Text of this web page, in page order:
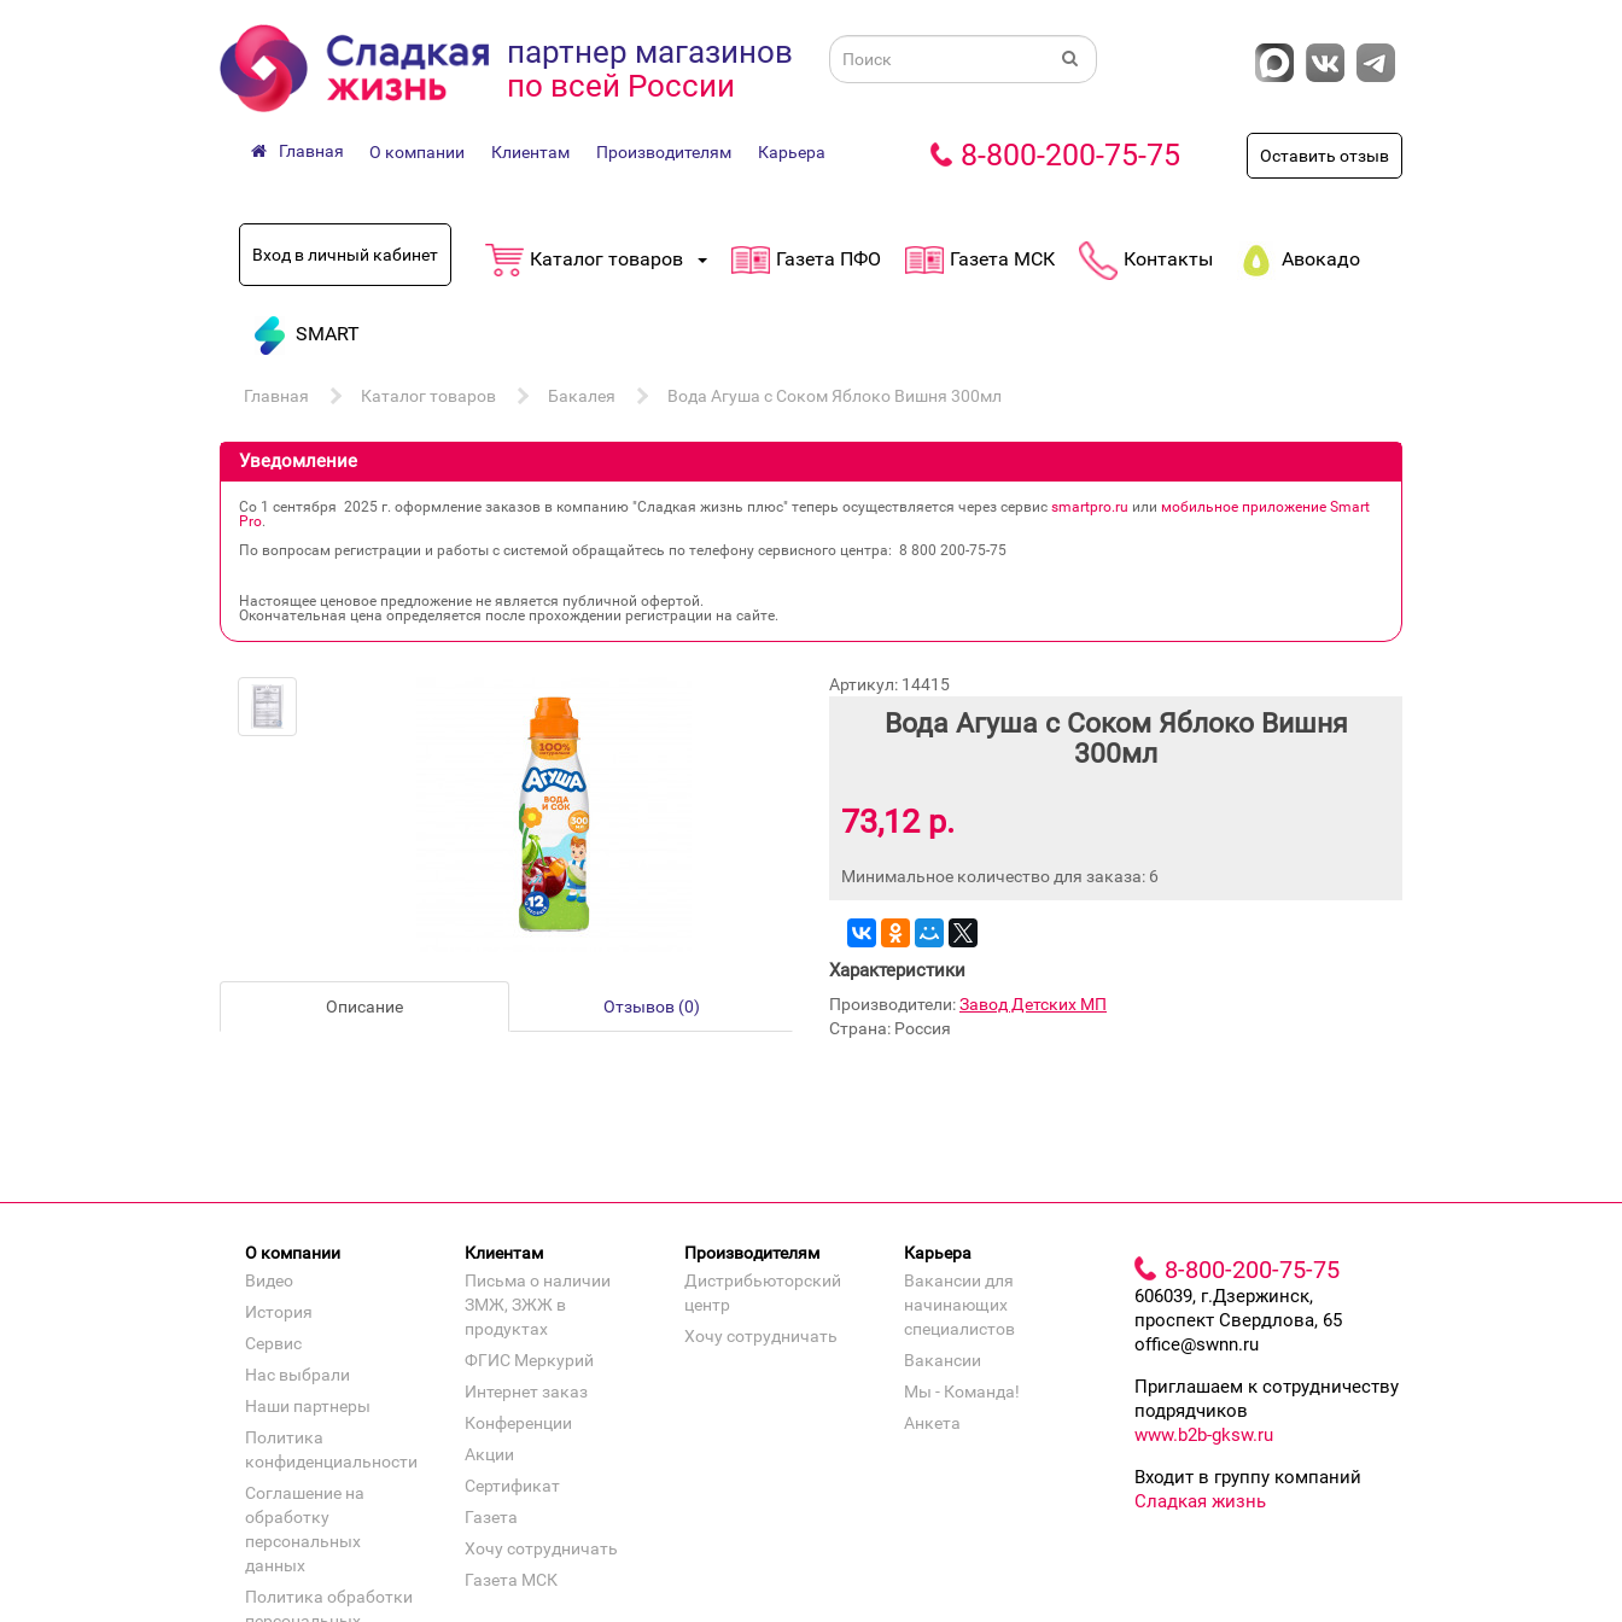
партнер магазинов
по всей России
Главная О компании Клиентам Производителям Карьера 8-800-200-75-75 Оставить отзыв
Вход в личный кабинет Каталог товаров Газета ПФО Газета МСК Контакты Авокадо
SMART
Главная Каталог товаров Бакалея Вода Агуша с Соком Яблоко Вишня 300мл
Уведомление
Со 1 сентября 2025 г. оформление заказов в компанию "Сладкая жизнь плюс" теперь осуществляется через сервис smartpro.ru или мобильное приложение Smart
Pro.
По вопросам регистрации и работы с системой обращайтесь по телефону сервисного центра: 8 800 200‐75‐75
Настоящее ценовое предложение не является публичной офертой.
Окончательная цена определяется после прохождении регистрации на сайте.
Описание Отзывов (0)
Артикул: 14415
Вода Агуша с Соком Яблоко Вишня
300мл
73,12 р.
Минимальное количество для заказа: 6
Характеристики
Производители:Завод Детских МП
Страна: Россия
О компании
Видео
История
Сервис
Нас выбрали
Наши партнеры
Политика
конфиденциальности
Соглашение на
обработку
персональных
данных
Политика обработки
Клиентам
Письма о наличии
ЗМЖ, ЗЖЖ в
продуктах
ФГИС Меркурий
Интернет заказ
Конференции
Акции
Сертификат
Газета
Хочу сотрудничать
Газета МСК
Производителям
Дистрибьюторский
центр
Хочу сотрудничать
Карьера
Вакансии для
начинающих
специалистов
Вакансии
Мы - Команда!
Анкета
8-800-200-75-75
606039, г.Дзержинск,
проспект Свердлова, 65
office@swnn.ru
Приглашаем к сотрудничеству
подрядчиков
www.b2b-gksw.ru
Входит в группу компаний
Сладкая жизнь